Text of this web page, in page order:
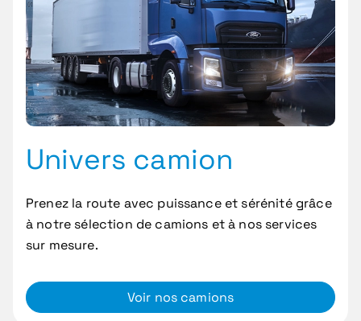
Univers camion
Prenez la route avec puissance et sérénité grâce
à notre sélection de camions et à nos services
sur mesure.
Voir nos camions